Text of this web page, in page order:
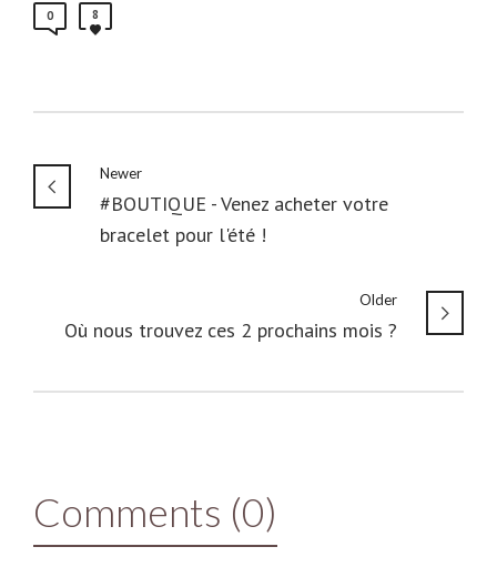
0 8
Newer
#BOUTIQUE - Venez acheter votre
bracelet pour l'été !
Older
Où nous trouvez ces 2 prochains mois ?
Comments (0)